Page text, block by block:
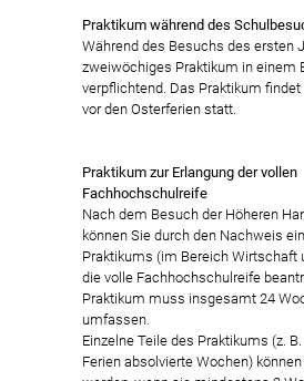
Praktikum während des
Während des Besuchs des ersten
zweiwöchiges Praktikum in einem
verpflichtend. Das Praktikum findet
vor den Osterferien statt.
Praktikum zur Erlangung der vollen
Fachhochschulreife
Nach dem Besuch der Höheren
können Sie durch den Nachweis
Praktikums (im Bereich Wirtschaft
die volle Fachhochschulreife
Praktikum muss insgesamt 24
umfassen.
Einzelne Teile des Praktikums (z.
Ferien absolvierte Wochen)